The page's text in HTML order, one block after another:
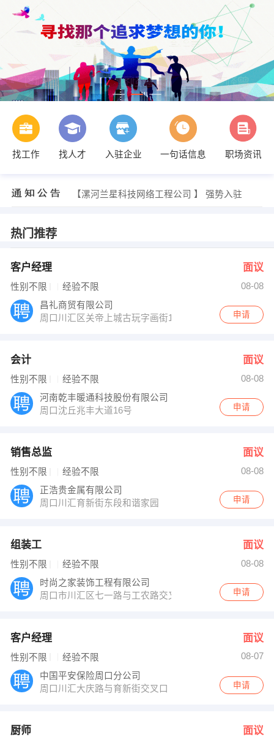
找工作 找人才 入驻企业 一句话信息 职场资讯
许经理 发布 [客户经理 ] 招聘信息
【漯河兰星科技网络工程公司 】 强势入驻
【太康永章猪场】 强势入驻
热门推荐
客户经理 面议
性别不限 经验不限
08-08
昌礼商贸有限公司
周口川汇区关帝上城古玩字画街17号
申请
会计 面议
性别不限 经验不限
08-08
河南乾丰暖通科技股份有限公司
周口沈丘兆丰大道16号
申请
销售总监 面议
性别不限 经验不限
08-08
正浩贵金属有限公司
周口川汇育新街东段和谐家园
申请
组装工 面议
性别不限 经验不限
08-08
时尚之家装饰工程有限公司
周口市川汇区七一路与工农路交叉口西200米七一路二小
申请
客户经理 面议
性别不限 经验不限
08-07
中国平安保险周口分公司
周口川汇大庆路与育新街交叉口
申请
厨师 面议